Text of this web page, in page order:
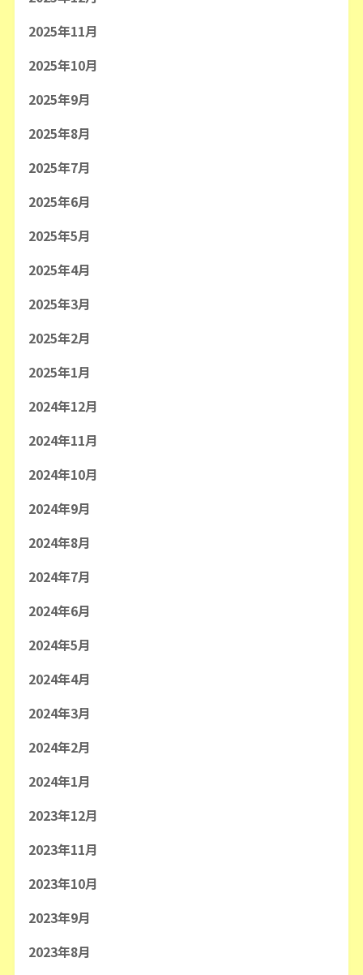
2025年11月
2025年10月
2025年9月
2025年8月
2025年7月
2025年6月
2025年5月
2025年4月
2025年3月
2025年2月
2025年1月
2024年12月
2024年11月
2024年10月
2024年9月
2024年8月
2024年7月
2024年6月
2024年5月
2024年4月
2024年3月
2024年2月
2024年1月
2023年12月
2023年11月
2023年10月
2023年9月
2023年8月